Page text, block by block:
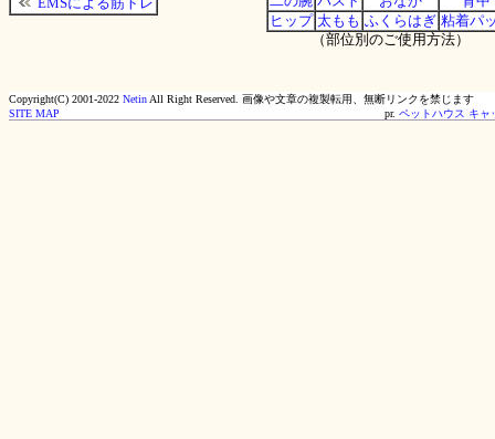
ヒップ 太もも ふくらはぎ 粘着パ
（部位別のご使用方法）
Copyright(C) 2001-2022 Netin All Right Reserved. 画像や文章の複製転用、無断リンクを禁じます
SITE MAP
pr. ペットハウス キャ